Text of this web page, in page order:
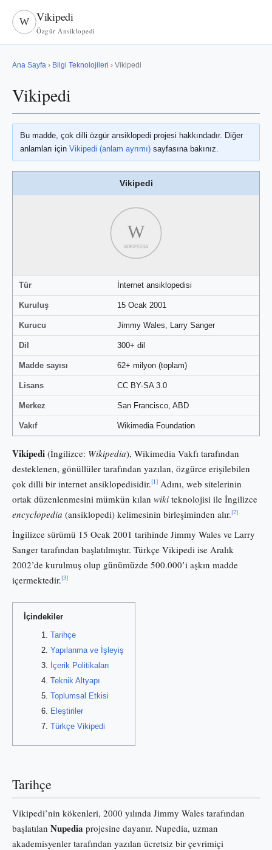
W Vikipedi
Özgür Ansiklopedi
Ana Sayfa › Bilgi Teknolojileri › Vikipedi
Vikipedi
Bu madde, çok dilli özgür ansiklopedi projesi hakkındadır. Diğer
anlamları için Vikipedi (anlam ayrımı) sayfasına bakınız.
Vikipedi
W
WIKIPEDIA
Tür İnternet ansiklopedisi
Kuruluş 15 Ocak 2001
Kurucu Jimmy Wales, Larry Sanger
Dil 300+ dil
Madde sayısı 62+ milyon (toplam)
Lisans CC BY-SA 3.0
Merkez San Francisco, ABD
Vakıf Wikimedia Foundation
Vikipedi (İngilizce: Wikipedia), Wikimedia Vakfı tarafından
desteklenen, gönüllüler tarafından yazılan, özgürce erişilebilen
çok dilli bir internet ansiklopedisidir.[1] Adını, web sitelerinin
ortak düzenlenmesini mümkün kılan wiki teknolojisi ile İngilizce
encyclopedia (ansiklopedi) kelimesinin birleşiminden alır.[2]
İngilizce sürümü 15 Ocak 2001 tarihinde Jimmy Wales ve Larry
Sanger tarafından başlatılmıştır. Türkçe Vikipedi ise Aralık
2002’de kurulmuş olup günümüzde 500.000’i aşkın madde
içermektedir.[3]
İçindekiler
Tarihçe
Yapılanma ve İşleyiş
İçerik Politikaları
Teknik Altyapı
Toplumsal Etkisi
Eleştiriler
Türkçe Vikipedi
Tarihçe
Vikipedi’nin kökenleri, 2000 yılında Jimmy Wales tarafından
başlatılan Nupedia projesine dayanır. Nupedia, uzman
akademisyenler tarafından yazılan ücretsiz bir çevrimiçi